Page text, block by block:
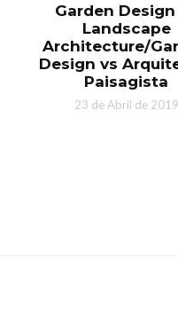
Garden Design
Landscape
Architecture/
Design vs
Paisagista
23 de Abril de 2019